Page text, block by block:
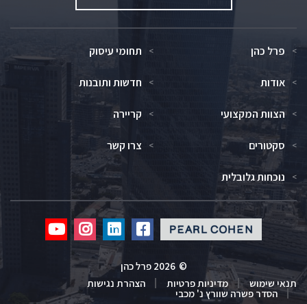
Click
redirect
our
Facebook
Click
to
redirect
our
Linkedin
Click
to
redirect
our
Instagram
Click
Youtube
© 2026 פרל כהן
תנאי שימוש
מדיניות פרטיות הצהרת נגישות
הסדר פשרה שוורץ נ' מכבי
פרל כהן
אודות
הצוות המקצועי
סקטורים
נוכחות גלובלית
תחומי עיסוק
חדשות ותובנות
קריירה
צרו קשר